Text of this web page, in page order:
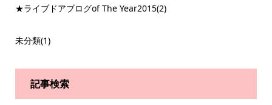
★ライブドアブログof The Year2015(2)
未分類(1)
記事検索